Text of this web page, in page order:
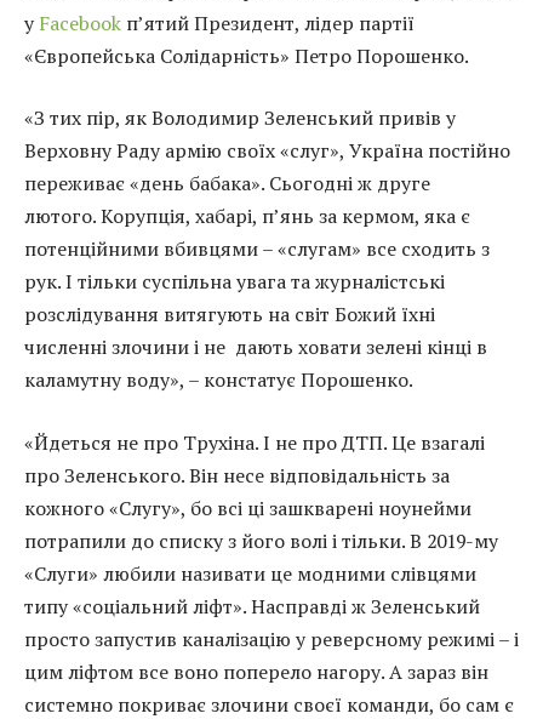
у Facebook п’ятий Президент, лідер партії
«Європейська Солідарність» Петро Порошенко.
«З тих пір, як Володимир Зеленський привів у
Верховну Раду армію своїх «слуг», Україна постійно
переживає «день бабака». Сьогодні ж друге
лютого. Корупція, хабарі, п’янь за кермом, яка є
потенційними вбивцями – «слугам» все сходить з
рук. І тільки суспільна увага та журналістські
розслідування витягують на світ Божий їхні
численні злочини і не дають ховати зелені кінці в
каламутну воду», – констатує Порошенко.
«Йдеться не про Трухіна. І не про ДТП. Це взагалі
про Зеленського. Він несе відповідальність за
кожного «Слугу», бо всі ці зашкварені ноунейми
потрапили до списку з його волі і тільки. В 2019-му
«Слуги» любили називати це модними слівцями
типу «соціальний ліфт». Насправді ж Зеленський
просто запустив каналізацію у реверсному режимі – і
цим ліфтом все воно поперело нагору. А зараз він
системно покриває злочини своєї команди, бо сам є